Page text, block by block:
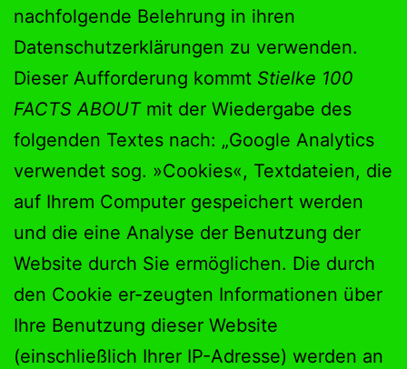
nachfolgende Belehrung in ihren
Datenschutzerklärungen zu verwenden.
Dieser Aufforderung kommt Stielke 100
FACTS ABOUTmit der Wiedergabe des
folgenden Textes nach: „Google Analytics
verwendet sog. »Cookies«, Textdateien, die
auf Ihrem Computer gespeichert werden
und die eine Analyse der Benutzung der
Website durch Sie ermöglichen. Die durch
den Cookie er-zeugten Informationen über
Ihre Benutzung dieser Website
(einschließlich Ihrer IP-Adresse) werden an